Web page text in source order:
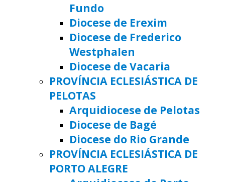
Fundo
Diocese de Erexim
Diocese de Frederico
Westphalen
Diocese de Vacaria
PROVÍNCIA ECLESIÁSTICA DE
PELOTAS
Arquidiocese de Pelotas
Diocese de Bagé
Diocese do Rio Grande
PROVÍNCIA ECLESIÁSTICA DE
PORTO ALEGRE